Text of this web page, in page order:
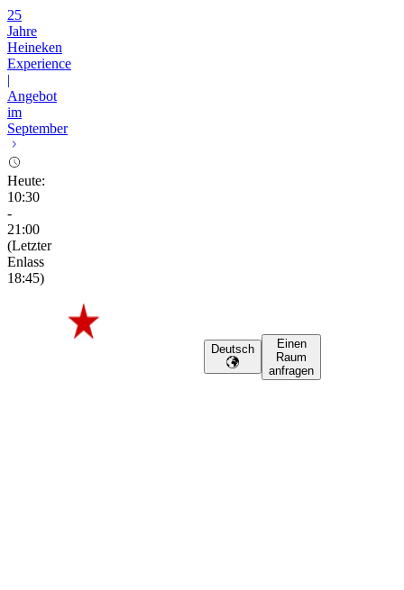
25
Jahre
Heineken
Experience
|
Angebot
im
September
Heute:
10:30
-
21:00
(Letzter
Enlass
18:45)
Deutsch
Einen
Raum
anfragen